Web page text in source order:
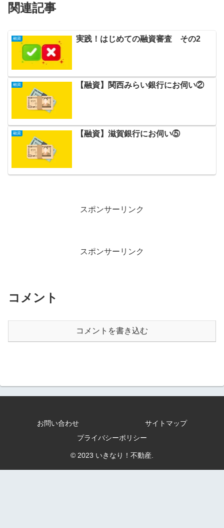
関連記事
融資 実践！はじめての融資審査 その2
融資 【融資】関西みらい銀行にお伺い②
融資 【融資】滋賀銀行にお伺い⑤
スポンサーリンク
スポンサーリンク
コメント
コメントを書き込む
お問い合わせ
サイトマップ
プライバシーポリシー
© 2023 いきなり！不動産.